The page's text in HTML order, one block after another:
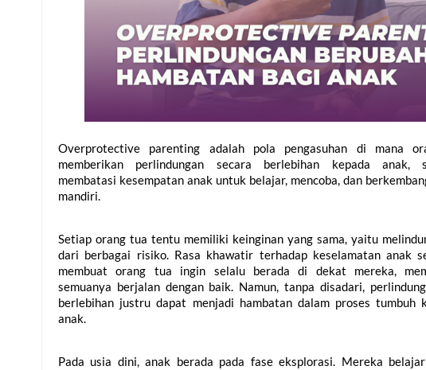
Overprotective parenting adalah pola pengasuhan di mana
memberikan perlindungan secara berlebihan kepada anak,
membatasi kesempatan anak untuk belajar, mencoba, dan
mandiri.
Setiap orang tua tentu memiliki keinginan yang sama, yaitu
dari berbagai risiko. Rasa khawatir terhadap keselamatan anak
membuat orang tua ingin selalu berada di dekat mereka,
semuanya berjalan dengan baik. Namun, tanpa disadari,
berlebihan justru dapat menjadi hambatan dalam proses tumbuh
anak.
Pada usia dini, anak berada pada fase eksplorasi. Mereka